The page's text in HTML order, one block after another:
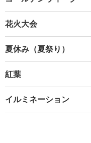
花火大会
夏休み（夏祭り）
紅葉
イルミネーション